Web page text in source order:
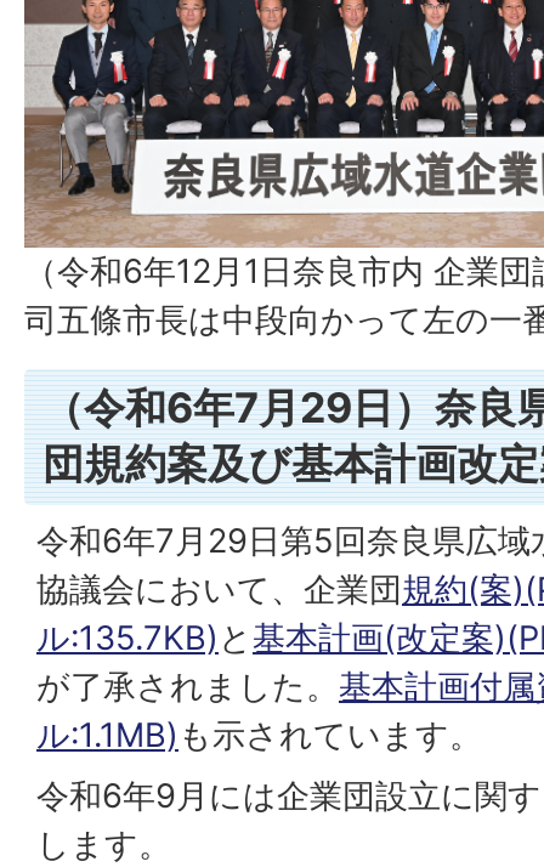
（令和6年12月1日奈良市内 企業
司五條市長は中段向かって左の一
（令和6年7月29日）奈良
団規約案及び基本計画改
令和6年7月29日第5回奈良県広域
協議会において、企業団規約(案
ル:135.7KB) と 基本計画(改定案
が了承されました。 基本計画付
ル:1.1MB) も示されています。
令和6年9月には企業団設立に関
します。